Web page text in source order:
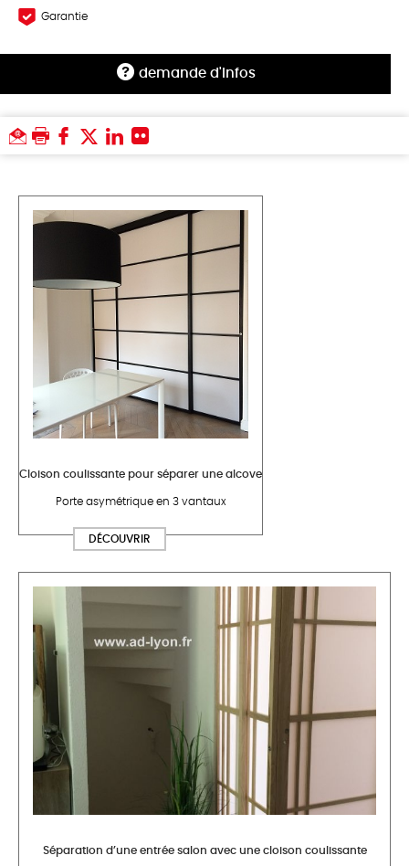
Garantie
demande d'infos
Cloison coulissante pour séparer une alcove
Porte asymétrique en 3 vantaux
Séparation d’une entrée salon avec une cloison coulissante